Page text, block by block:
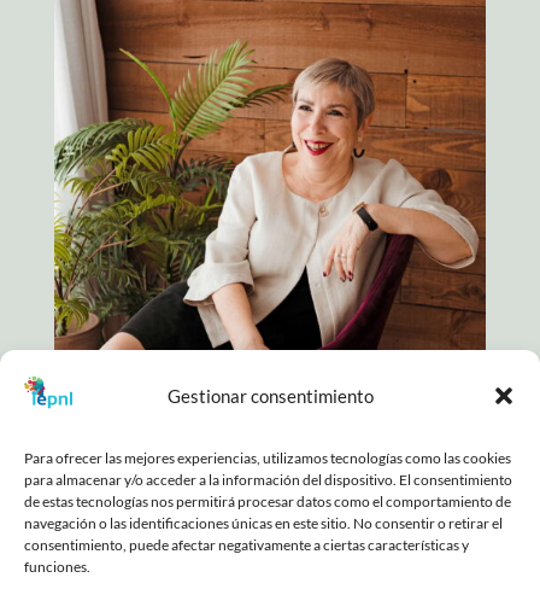
Gestionar consentimiento
Para ofrecer las mejores experiencias, utilizamos tecnologías como las cookies
para almacenar y/o acceder a la información del dispositivo. El consentimiento
de estas tecnologías nos permitirá procesar datos como el comportamiento de
navegación o las identificaciones únicas en este sitio. No consentir o retirar el
consentimiento, puede afectar negativamente a ciertas características y
funciones.
COPYRIGHT © 2025. TODOS LOS DERECHOS
RESERVADOS |POLÍTICA DE PRIVACIDAD
AVISO
LEGAL|DECLARACIÓN DE ACCESIBILIDAD|POLÍTICA
DE COOKIES